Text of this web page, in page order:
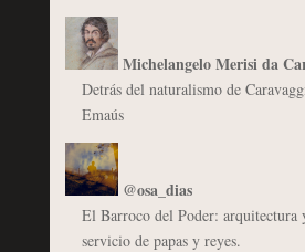
Michelangelo Merisi da
Detrás del naturalismo de
Emaús
@osa_dias
El Barroco del Poder: arquitectura
servicio de papas y reyes.